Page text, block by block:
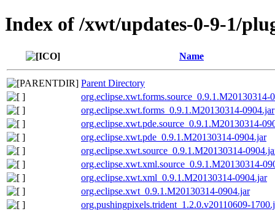
Index of /xwt/updates-0-9-1/
Name
Parent Directory
org.eclipse.xwt.forms.source_0.9.1.M20130314-
org.eclipse.xwt.forms_0.9.1.M20130314-0904.jar
org.eclipse.xwt.pde.source_0.9.1.M20130314-
org.eclipse.xwt.pde_0.9.1.M20130314-0904.jar
org.eclipse.xwt.source_0.9.1.M20130314-
org.eclipse.xwt.xml.source_0.9.1.M20130314-
org.eclipse.xwt.xml_0.9.1.M20130314-0904.jar
org.eclipse.xwt_0.9.1.M20130314-0904.jar
org.pushingpixels.trident_1.2.0.v20110609-